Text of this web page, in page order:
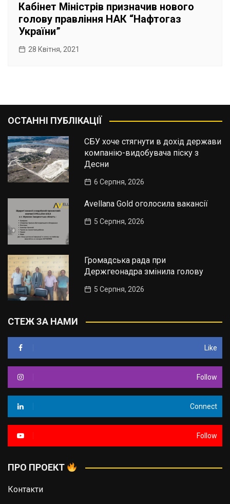
Кабінет Міністрів призначив нового
голову правління НАК “Нафтогаз
України”
28 Квітня, 2021
ОСТАННІ ПУБЛІКАЦІЇ
СБУ хоче стягнути в дохід держави
компанію-видобувача піску з
Десни
6 Серпня, 2026
Avellana Gold оголосила вакансії
5 Серпня, 2026
Громадська рада при
Держгеонадра змінила голову
5 Серпня, 2026
СТЕЖ ЗА НАМИ
Like
Follow
Connect
Follow
ПРО ПРОЕКТ
Контакти